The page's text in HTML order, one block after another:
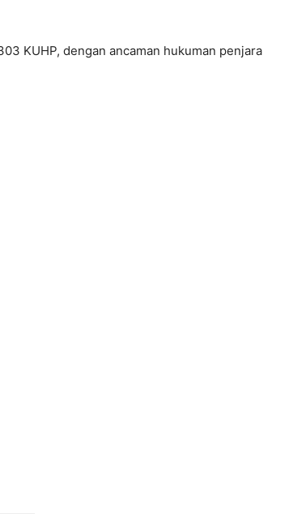
KUHP, dengan ancaman hukuman penjara